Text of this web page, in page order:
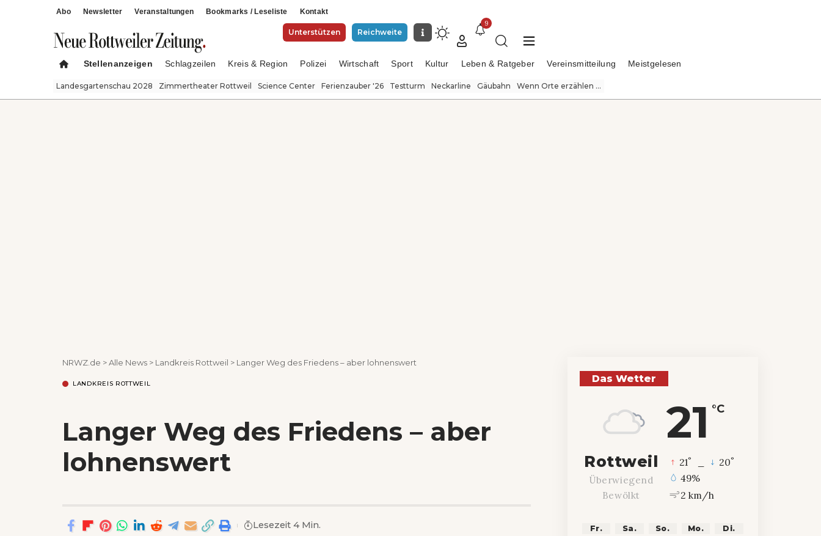
Abo Newsletter Veranstaltungen Bookmarks / Leseliste Kontakt
Unterstützen Reichweite
9
Stellenanzeigen Schlagzeilen Kreis & Region Polizei Wirtschaft Sport Kultur Leben & Ratgeber Vereinsmitteilung Meistgelesen
Landesgartenschau 2028 Zimmertheater Rottweil Science Center Ferienzauber '26 Testturm Neckarline Gäubahn Wenn Orte erzählen ...
NRWZ.de >Alle News > Landkreis Rottweil > Langer Weg des Friedens – aber lohnenswert
LANDKREIS ROTTWEIL
Langer Weg des Friedens – aber
lohnenswert
Lesezeit 4 Min.
Das Wetter
21 °C
Rottweil
Überwiegend
Bewölkt
21° 20°
49%
2 km/h
Fr. Sa. So. Mo. Di.